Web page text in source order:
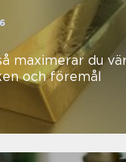
och föremål